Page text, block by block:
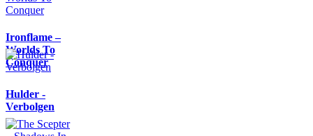
Ironflame –
Worlds To
Conquer
Hulder -
Verbolgen